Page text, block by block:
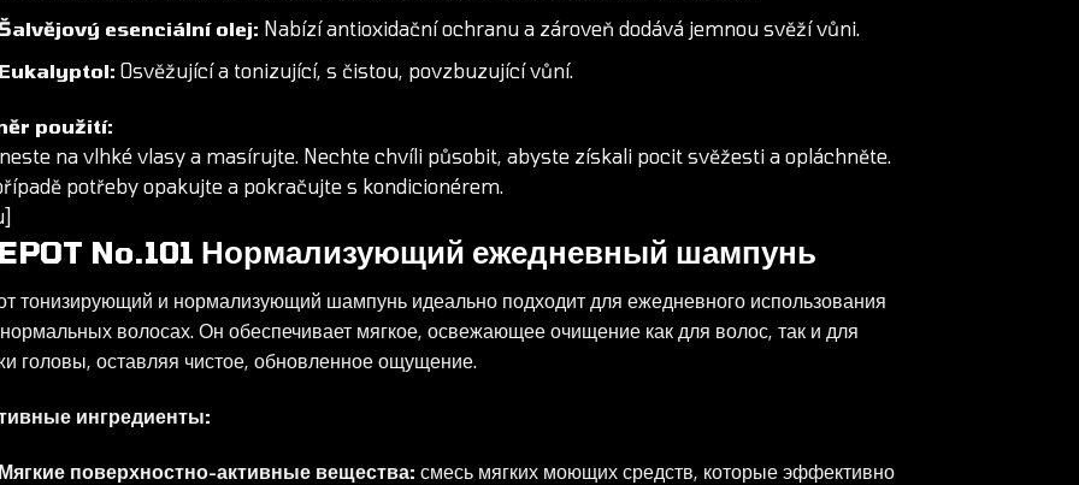
esenciální olej: Nabízí antioxidační ochranu a zároveň dodává jemnou svěží vůni.
Eukalyptol: Osvěžující a tonizující, s čistou, povzbuzující vůní.
použití:
na vlhké vlasy a masírujte. Nechte chvíli působit, abyste získali pocit svěžesti a opláchněte.
potřeby opakujte a pokračujte s kondicionérem.
No.101 Нормализующий ежедневный шампунь
тонизирующий и нормализующий шампуньидеально подходит для ежедневного использования
волосах. Он обеспечивает мягкое, освежающее очищение как для волос, так и для
головы, оставляя чистое, обновленное ощущение.
ингредиенты:
Мягкие поверхностно-активные вещества: смесь мягких моющих средств, которые эффективно